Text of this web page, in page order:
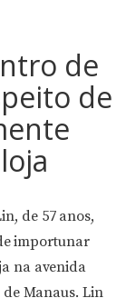
de
de
de 57 anos,
importunar
na avenida
Manaus. Lin